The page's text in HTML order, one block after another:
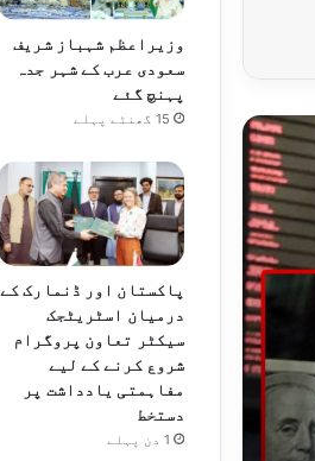
وزیراعظم شہباز شریف
سعودی عرب کے شہر جدہ
پہنچ گئے
15 گھنٹے پہلے
پاکستان اور ڈنمارک کے
درمیان اسٹریٹجک
سیکٹر تعاون پروگرام
شروع کرنے کے لیے
مفاہمتی یادداشت پر
دستخط
1 دن پہلے